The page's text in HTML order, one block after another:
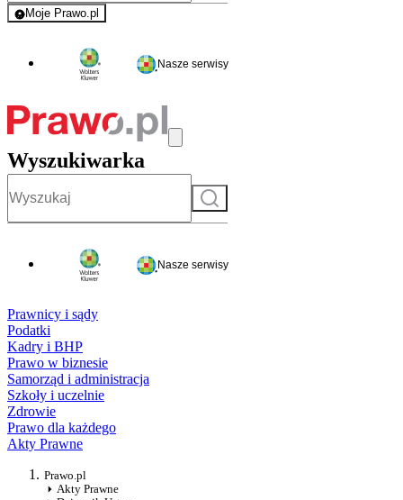
Moje Prawo.pl
- rejestracja i logowanie do serwisu
Nasze serwisy
Wyszukiwarka
Szukaj
Nasze serwisy
Prawnicy i sądy
Podatki
Kadry i BHP
Prawo w biznesie
Samorząd i administracja
Szkoły i uczelnie
Zdrowie
Prawo dla każdego
Akty Prawne
Prawo.pl
Akty Prawne